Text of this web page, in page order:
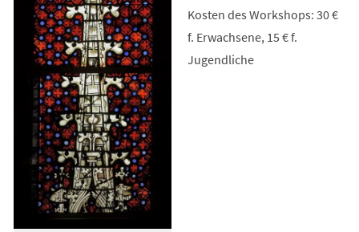
Kosten des Workshops: 30 €
f. Erwachsene, 15 € f.
Jugendliche